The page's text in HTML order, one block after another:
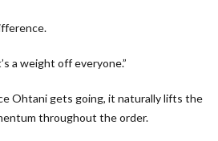
a weight off everyone.”
Ohtani gets going, it naturally lifts the
throughout the order.